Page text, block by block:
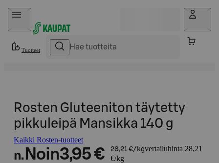
Hyppää sisältöön
Tuotteet
Rosten Gluteeniton täytetty
pikkuleipä Mansikka 140 g
Kaikki Rosten-tuotteet
n. Noin3,95 € 28,21 €/kgvertailuhinta 28,21
€/kg